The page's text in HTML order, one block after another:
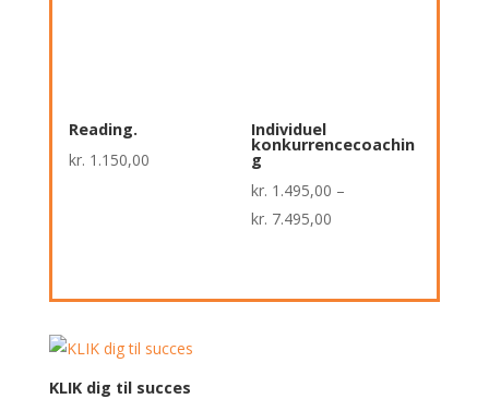
Reading.
kr. 1.150,00
Individuel
konkurrencecoachin
g
kr. 1.495,00 –
kr. 7.495,00
kr. 7.495,00
KLIK dig til succes